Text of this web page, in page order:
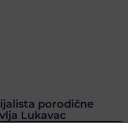
porodične
Lukavac